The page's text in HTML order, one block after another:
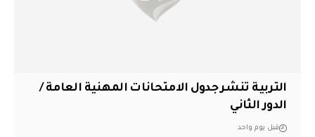
التربية تنشر جدول الامتحانات المهنية العامة /
الدور الثاني
قبل يوم واحد